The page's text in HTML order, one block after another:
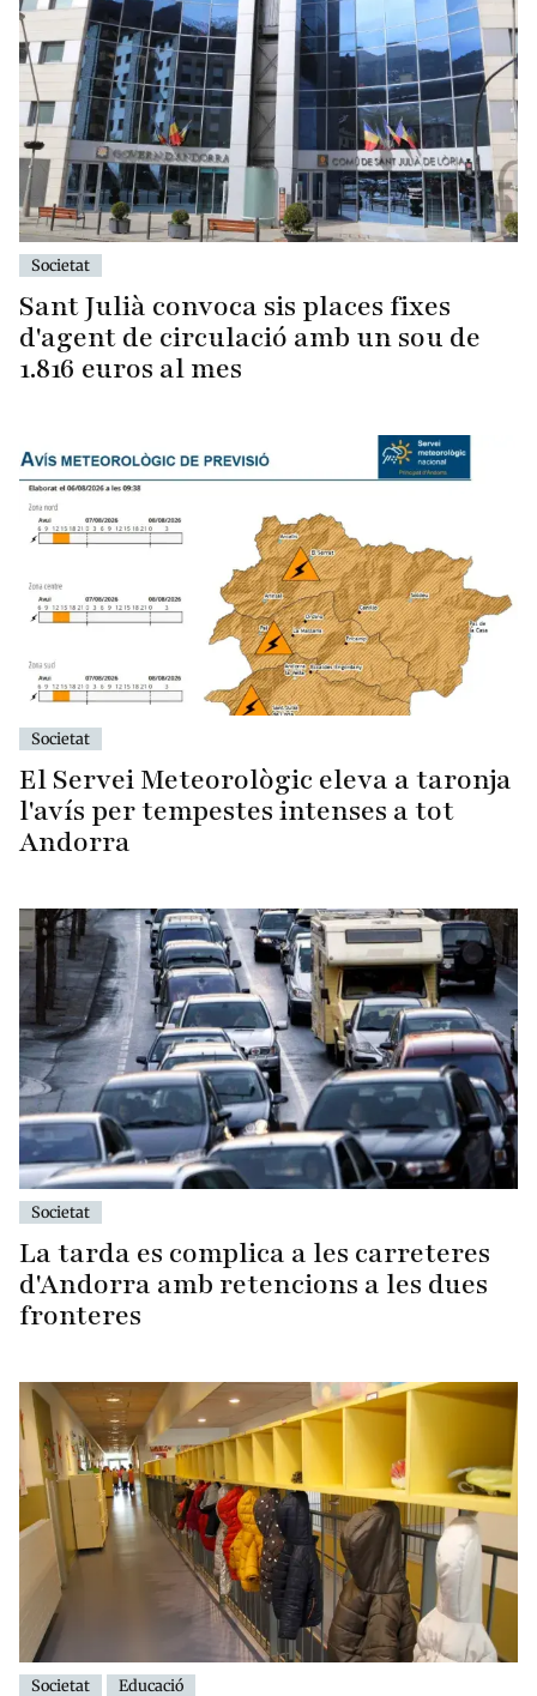
Societat
Sant Julià convoca sis places fixes
d'agent de circulació amb un sou de
1.816 euros al mes
Societat
El Servei Meteorològic eleva a taronja
l'avís per tempestes intenses a tot
Andorra
Societat
La tarda es complica a les carreteres
d'Andorra amb retencions a les dues
fronteres
Societat Educació